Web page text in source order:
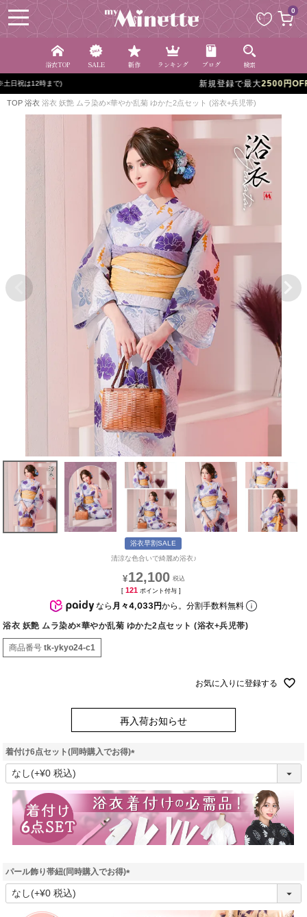
0
浴衣TOP SALE 新作 ランキング ブログ 検索
2500円OFF!
TOP 浴衣 浴衣 妖艶 ムラ染め×華やか乱菊 ゆかた2点セット (浴衣+兵児帯)
浴衣早割SALE
清涼な色合いで綺麗め浴衣♪
¥12,100
[ 121 ポイント付与 ]
なら 月々4,033円から。分割手数料無料
浴衣 妖艶 ムラ染め×華やか乱菊 ゆかた2点セット (浴衣+兵児帯)
商品番号 tk-ykyo24-c1
お気に入りに登録する
再入荷お知らせ
着付け6点セット(同時購入でお得)
(
須
)
パール飾り帯紐(同時購入でお得)
(
ペー
ジト
ップ